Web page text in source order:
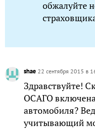
обжалуйте
shae 22 сентября 2015 в
Здравствуйте!
ОСАГО
автомобиля?
учитывающий